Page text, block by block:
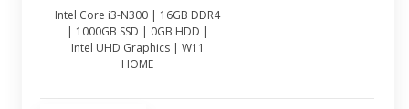
Intel Core i3-N300 | 16GB DDR4
| 1000GB SSD | 0GB HDD |
Intel UHD Graphics | W11
HOME